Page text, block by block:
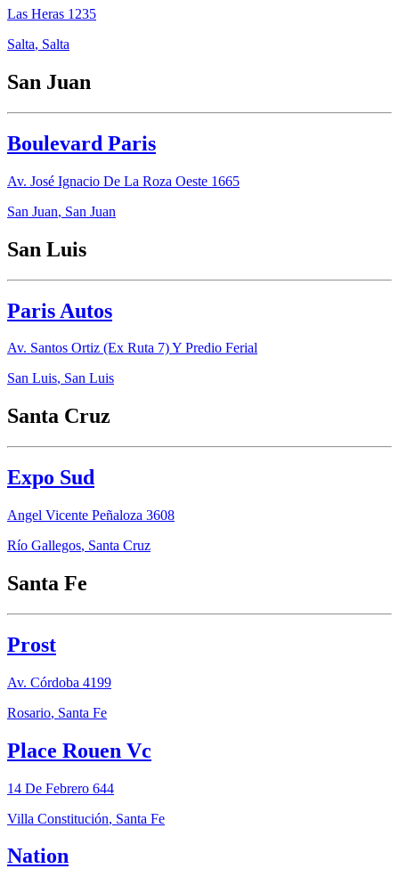
Las Heras 1235
Salta, Salta
San Juan
Boulevard Paris
Av. José Ignacio De La Roza Oeste 1665
San Juan, San Juan
San Luis
Paris Autos
Av. Santos Ortiz (Ex Ruta 7) Y Predio Ferial
San Luis, San Luis
Santa Cruz
Expo Sud
Angel Vicente Peñaloza 3608
Río Gallegos, Santa Cruz
Santa Fe
Prost
Av. Córdoba 4199
Rosario, Santa Fe
Place Rouen Vc
14 De Febrero 644
Villa Constitución, Santa Fe
Nation